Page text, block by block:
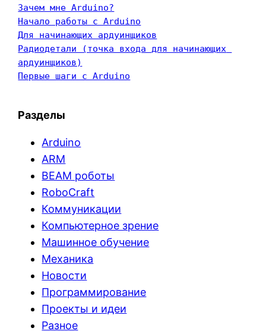
Зачем мне Arduino?
Начало работы с Arduino
Для начинающих ардуинщиков
Радиодетали (точка входа для начинающих
ардуинщиков)
Первые шаги с Arduino
Разделы
Arduino
ARM
BEAM роботы
RoboCraft
Коммуникации
Компьютерное зрение
Машинное обучение
Механика
Новости
Программирование
Проекты и идеи
Разное